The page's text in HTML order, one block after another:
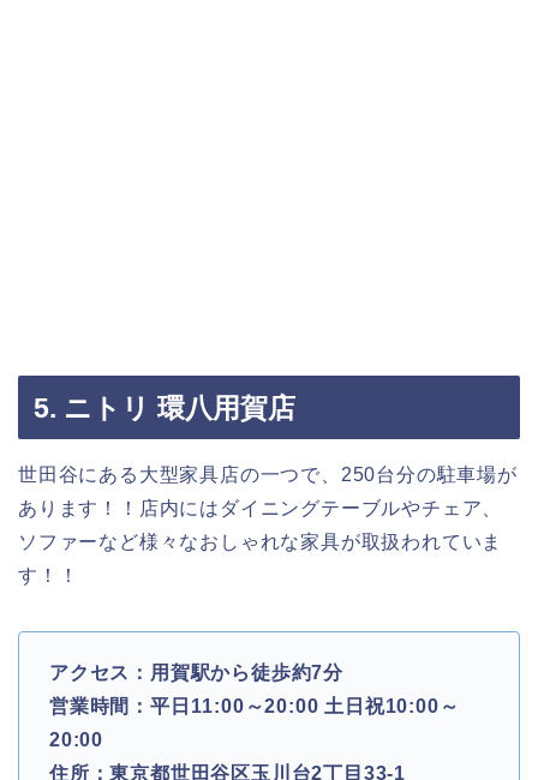
5. ニトリ 環八用賀店
世田谷にある大型家具店の一つで、250台分の駐車場が
あります！！店内にはダイニングテーブルやチェア、
ソファーなど様々なおしゃれな家具が取扱われていま
す！！
アクセス：用賀駅から徒歩約7分
営業時間：平日11:00～20:00 土日祝10:00～
20:00
住所：東京都世田谷区玉川台2丁目33-1